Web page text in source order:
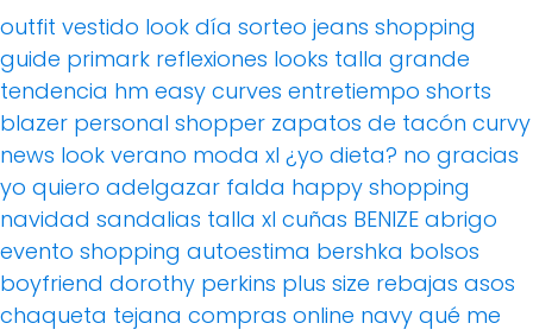
outfit vestido look día sorteo jeans shopping
guide primark reflexiones looks talla grande
tendencia hm easy curves entretiempo shorts
blazer personal shopper zapatos de tacón curvy
news look verano moda xl ¿yo dieta? no gracias
yo quiero adelgazar falda happy shopping
navidad sandalias talla xl cuñas BENIZE abrigo
evento shopping autoestima bershka bolsos
boyfriend dorothy perkins plus size rebajas asos
chaqueta tejana compras online navy qué me